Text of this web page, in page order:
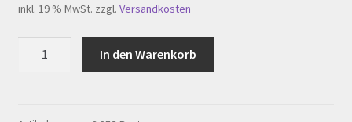
Registration
Shop
inkl. 19 % MwSt. zzgl. Versandkosten
In den Warenkorb